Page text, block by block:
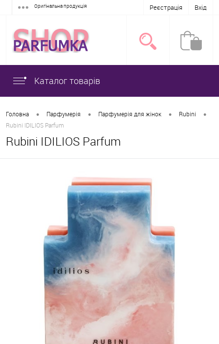
Оригінальна продукція Реєстрація Вхід
Каталог товарів
Головна • Парфумерія • Парфумерія для жінок • Rubini •
Rubini IDILIOS Parfum
Rubini IDILIOS Parfum